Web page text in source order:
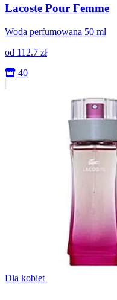
Lacoste Pour Femme
Woda perfumowana 50 ml
od 112.7 zł
40
Dla kobiet |